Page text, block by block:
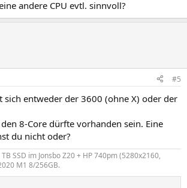
andere CPU evtl. sinnvoll?
#5
sich entweder der 3600 (ohne X) oder der
8-Core dürfte vorhanden sein. Eine
du nicht oder?
SSD im Jonsbo Z20 + HP 740pm (5280x2160,
M1 8/256GB.